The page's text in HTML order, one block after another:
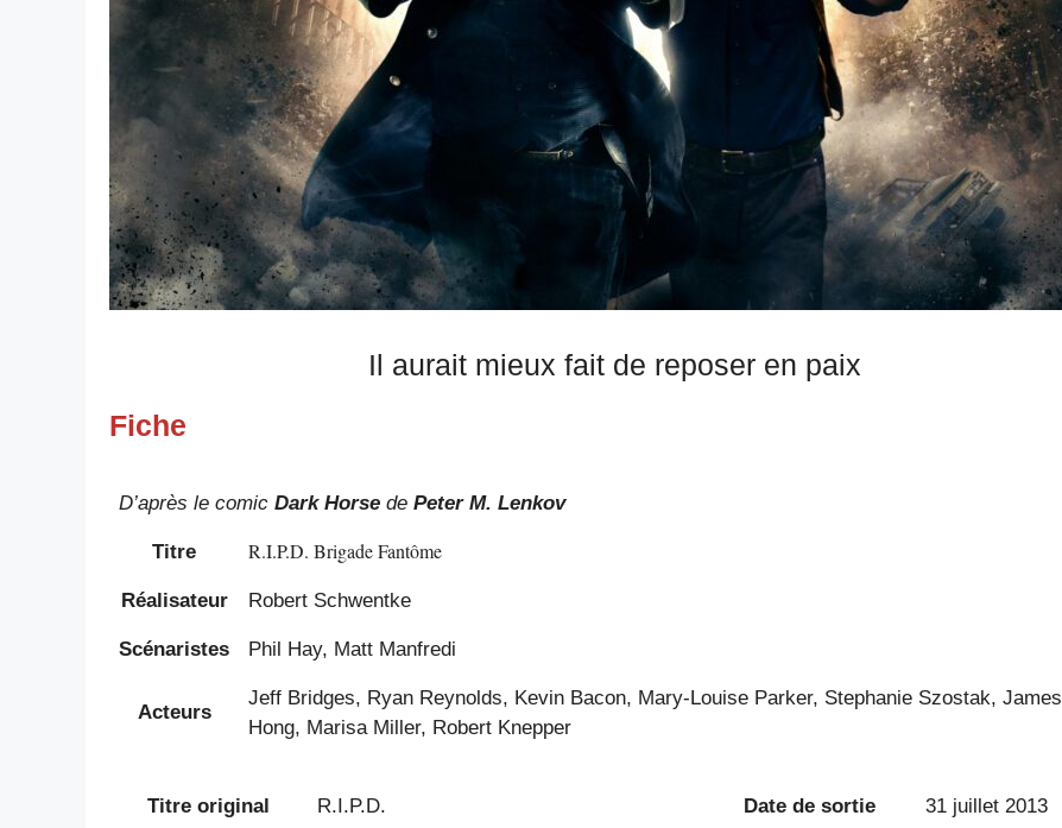
Il aurait mieux fait de reposer en paix
Fiche
D’après le comic Dark Horse de Peter M. Lenkov
Titre R.I.P.D. Brigade Fantôme
Réalisateur Robert Schwentke
Scénaristes Phil Hay, Matt Manfredi
Acteurs
Jeff Bridges, Ryan Reynolds, Kevin Bacon, Mary-Louise Parker, Stephanie Szostak, James
Hong, Marisa Miller, Robert Knepper
Titre original R.I.P.D. Date de sortie 31 juillet 2013